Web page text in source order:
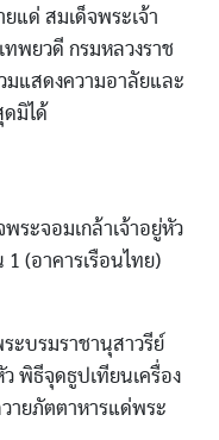
แด่ สมเด็จพระเจ้า
ทพยวดี กรมหลวงราช
มแสดงความอาลัยและ
มิได้
ระจอมเกล้าเจ้าอยู่หัว
(อาคารเรือนไทย)
ะบรมราชานุสาวรีย์
พิธีจุดธูปเทียนเครื่อง
ายภัตตาหารแด่พระ